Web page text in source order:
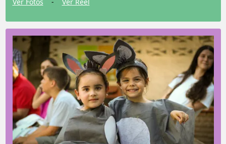
Ver Fotos - Ver Reel